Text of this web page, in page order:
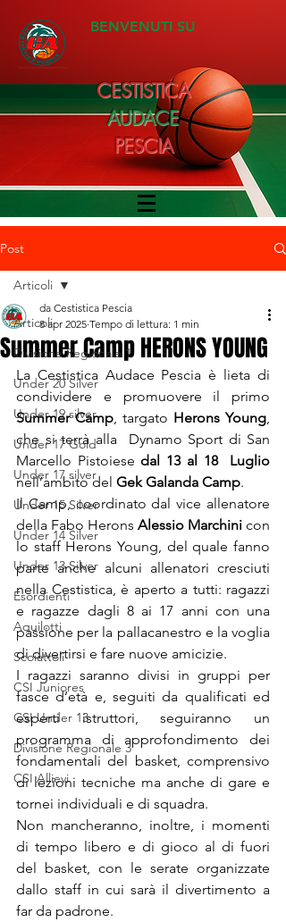
BENVENUTI SU
CESTISTICA
AUDACE
PESCIA
Post
Articoli
Divisione Regionale 1
Under 20 Silver
Under 19 silver
Under 17 Gold
Under 17 silver
Under 15 Silver
Under 14 Silver
Under 13 Silver
Esordienti
Aquilotti
Scoiattoli
CSI Juniores
CSI Under 13
Divisione Regionale 3
CSI Allievi
Articoli
Summer Camp HERONS YOUNG
da Cestistica Pescia
8 apr 2025 Tempo di lettura: 1 min
La Cestistica Audace Pescia è lieta di
condividere e promuovere il primo
Summer Camp, targato Herons Young,
che si terrà alla  Dynamo Sport di San
Marcello Pistoiese dal 13 al 18  Luglio
nell’ambito del Gek Galanda Camp.
Il Camp, coordinato dal vice allenatore
della Fabo Herons Alessio Marchini con
lo staff Herons Young, del quale fanno
parte anche alcuni allenatori cresciuti
nella Cestistica, è aperto a tutti: ragazzi
e ragazze dagli 8 ai 17 anni con una
passione per la pallacanestro e la voglia
di divertirsi e fare nuove amicizie.
I ragazzi saranno divisi in gruppi per
fasce d’età e, seguiti da qualificati ed
esperti istruttori, seguiranno un
programma di approfondimento dei
fondamentali del basket, comprensivo
di lezioni tecniche ma anche di gare e
tornei individuali e di squadra.
Non mancheranno, inoltre, i momenti
di tempo libero e di gioco al di fuori
del basket, con le serate organizzate
dallo staff in cui sarà il divertimento a
far da padrone.